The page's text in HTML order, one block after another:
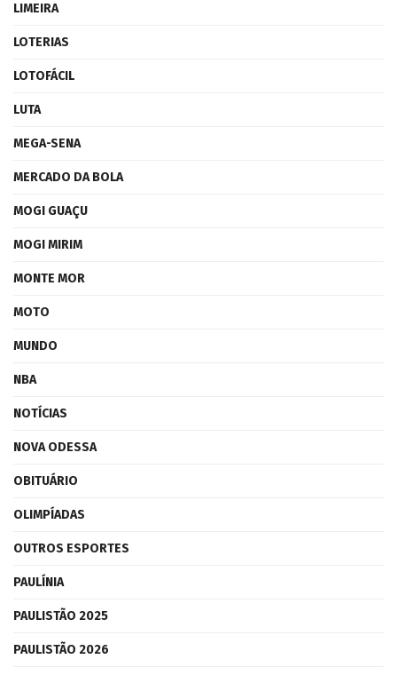
LIMEIRA
LOTERIAS
LOTOFÁCIL
LUTA
MEGA-SENA
MERCADO DA BOLA
MOGI GUAÇU
MOGI MIRIM
MONTE MOR
MOTO
MUNDO
NBA
NOTÍCIAS
NOVA ODESSA
OBITUÁRIO
OLIMPÍADAS
OUTROS ESPORTES
PAULÍNIA
PAULISTÃO 2025
PAULISTÃO 2026